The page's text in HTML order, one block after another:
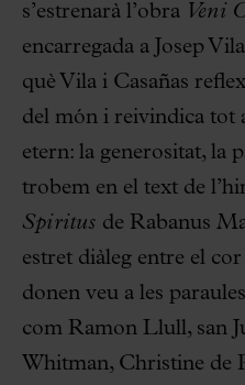
s’estrenarà l’obra Veni
encarregada a Josep
què Vila i Casañas
del món i reivindica tot
etern: la generositat, la
trobem en el text de
Spiritus de Rabanus
estret diàleg entre el
donen veu a les
com Ramon Llull, san
Whitman, Christine de